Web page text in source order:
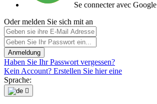
Se connecter avec Google
Oder melden Sie sich mit an
Anmeldung
Haben Sie Ihr Passwort vergessen?
Kein Account? Erstellen Sie hier eine
Sprache:
